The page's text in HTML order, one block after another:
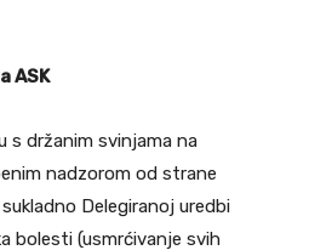
ASK
s držanim svinjama na
nadzorom od strane
Delegiranoj uredbi
bolesti (usmrćivanje svih